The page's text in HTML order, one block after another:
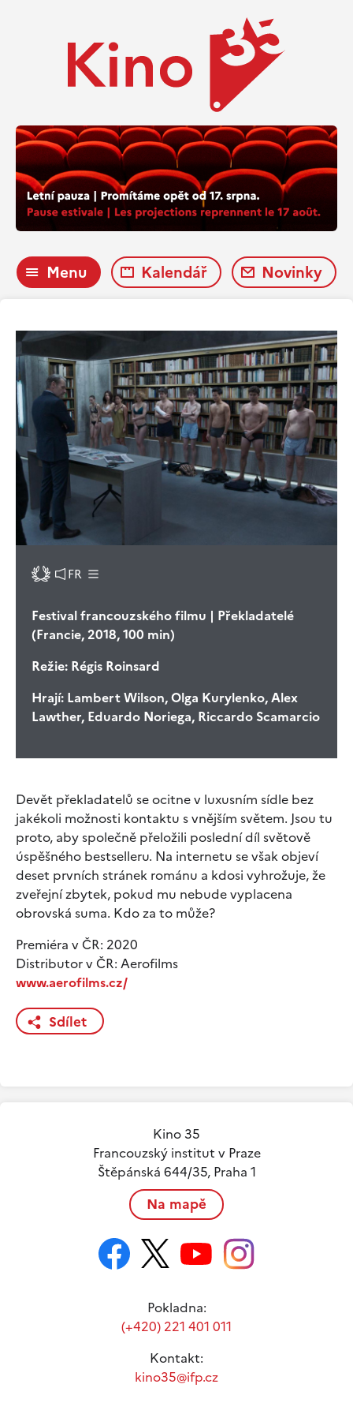
Menu Kalendář Novinky
FR
Festival francouzského filmu | Překladatelé
(Francie, 2018, 100 min)
Režie: Régis Roinsard
Hrají: Lambert Wilson, Olga Kurylenko, Alex
Lawther, Eduardo Noriega, Riccardo Scamarcio
Devět překladatelů se ocitne v luxusním sídle bez
jakékoli možnosti kontaktu s vnějším světem. Jsou tu
proto, aby společně přeložili poslední díl světově
úspěšného bestselleru. Na internetu se však objeví
deset prvních stránek románu a kdosi vyhrožuje, že
zveřejní zbytek, pokud mu nebude vyplacena
obrovská suma. Kdo za to může?
Premiéra v ČR: 2020
Distributor v ČR: Aerofilms
www.aerofilms.cz/
Sdílet
Kino 35
Francouzský institut v Praze
Štěpánská 644/35, Praha 1
Na mapě
Pokladna:
(+420) 221 401 011
Kontakt:
kino35@ifp.cz